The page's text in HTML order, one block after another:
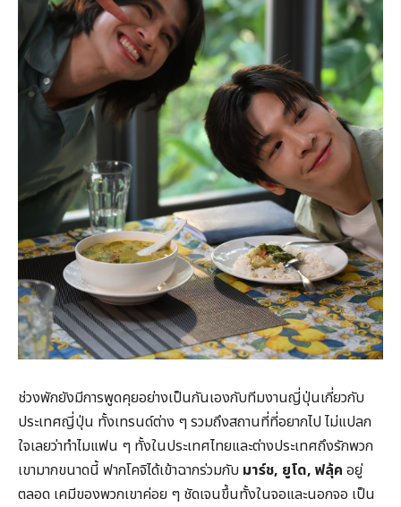
ช่วงพักยังมีการพูดคุยอย่างเป็นกันเองกับทีมงานญี่ปุ่นเกี่ยวกับ
ประเทศญี่ปุ่น ทั้งเทรนด์ต่าง ๆ รวมถึงสถานที่ที่อยากไป ไม่แปลก
ใจเลยว่าทำไมแฟน ๆ ทั้งในประเทศไทยและต่างประเทศถึงรักพวก
เขามากขนาดนี้ ฟากโคจิได้เข้าฉากร่วมกับ มาร์ช, ยูโด, ฟลุ้ค อยู่
ตลอด เคมีของพวกเขาค่อย ๆ ชัดเจนขึ้นทั้งในจอและนอกจอ เป็น